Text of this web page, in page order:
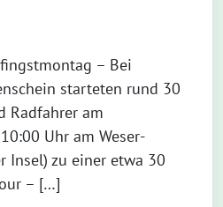
– Bei
starteten rund 30
Radfahrer am
Uhr am Weser-
Insel) zu einer etwa 30
– […]